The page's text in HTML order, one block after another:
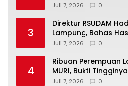
Krui Raih Pengakuan
Juli 7, 2026 0
3
Direktur RSUDAM
Lampung, Bahas
Laporan Keuangan
Juli 7, 2026 0
4
Ribuan Perempuan
MURI, Bukti
Dini Kanker Serviks
Juli 7, 2026 0